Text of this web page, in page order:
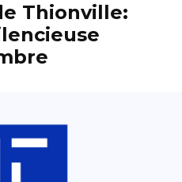
Thionville: